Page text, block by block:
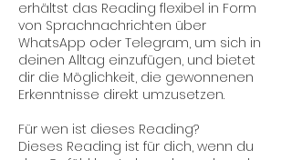
erhältst das Reading flexibel in Form
von Sprachnachrichten über
WhatsApp oder Telegram, um sich in
deinen Alltag einzufügen, und bietet
dir die Möglichkeit, die gewonnenen
Erkenntnisse direkt umzusetzen.
Für wen ist dieses Reading?
Dieses Reading ist für dich, wenn du